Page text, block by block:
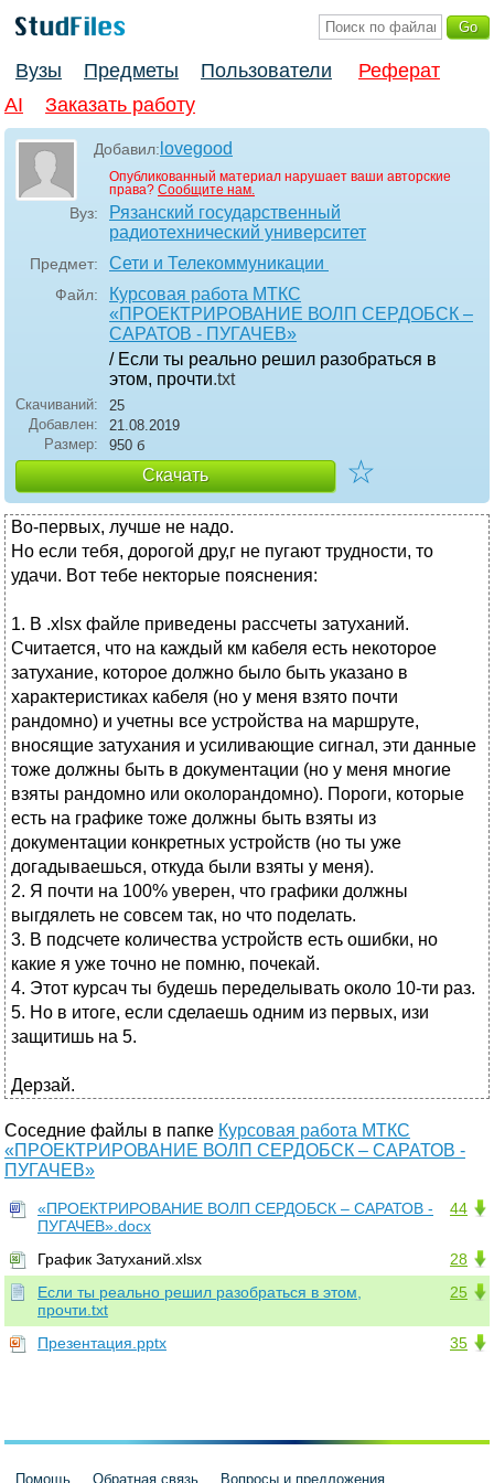
Вузы Предметы Пользователи
Реферат
AI
Заказать работу
Добавил: lovegood
Опубликованный материал нарушает ваши авторские
права? Сообщите нам.
Вуз:
Рязанский государственный
радиотехнический университет
Предмет: Сети и Телекоммуникации
Файл:
Курсовая работа МТКС
«ПРОЕКТРИРОВАНИЕ ВОЛП СЕРДОБСК –
САРАТОВ - ПУГАЧЕВ»
/ Если ты реально решил разобраться в
этом, прочти.txt
Скачиваний:
25
Добавлен:
21.08.2019
Размер:
950 б
Скачать ☆
Во-первых, лучше не надо.
Но если тебя, дорогой дру,г не пугают трудности, то
удачи. Вот тебе некторые пояснения:
1. В .xlsx файле приведены рассчеты затуханий.
Считается, что на каждый км кабеля есть некоторое
затухание, которое должно было быть указано в
характеристиках кабеля (но у меня взято почти
рандомно) и учетны все устройства на маршруте,
вносящие затухания и усиливающие сигнал, эти данные
тоже должны быть в документации (но у меня многие
взяты рандомно или околорандомно). Пороги, которые
есть на графике тоже должны быть взяты из
документации конкретных устройств (но ты уже
догадываешься, откуда были взяты у меня).
2. Я почти на 100% уверен, что графики должны
выгдялеть не совсем так, но что поделать.
3. В подсчете количества устройств есть ошибки, но
какие я уже точно не помню, почекай.
4. Этот курсач ты будешь переделывать около 10-ти раз.
5. Но в итоге, если сделаешь одним из первых, изи
защитишь на 5.
Дерзай.
Соседние файлы в папке Курсовая работа МТКС
«ПРОЕКТРИРОВАНИЕ ВОЛП СЕРДОБСК – САРАТОВ -
ПУГАЧЕВ»
44
«ПРОЕКТРИРОВАНИЕ ВОЛП СЕРДОБСК – САРАТОВ -
ПУГАЧЕВ».docx
28
График Затуханий.xlsx
25
Если ты реально решил разобраться в этом,
прочти.txt
35
Презентация.pptx
Помощь Обратная связь Вопросы и предложения